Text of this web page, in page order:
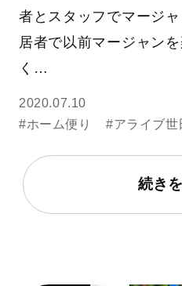
者とスタッフでマージ
居者で以前マージャン
く…
2020.07.10
#ホーム便り
#アライブ世
続き